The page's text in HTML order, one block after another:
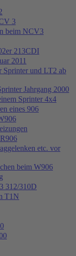
3
beim NCV3
213CDI
2011
Sprinter und LT2 ab
Jahrgang 2000
Sprinter 4x4
eines 906
etc. vor
beim W906
312/310D
T1N